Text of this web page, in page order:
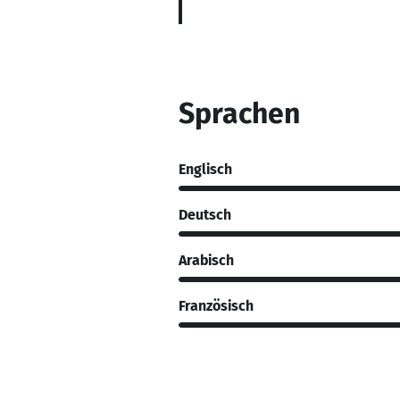
Sprachen
Englisch
Deutsch
Arabisch
Französisch